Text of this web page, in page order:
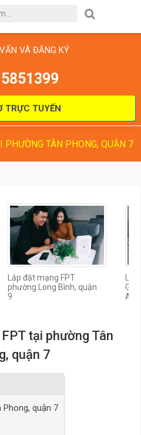
VÀ ĐĂNG KÝ
TRỰC TUYẾN
TÂN PHONG, QUẬN 7
Lắp đặt mạng FPT
phường Long Bình, quận
9
A,
tại phường Tân
quận 7
Phong, quận 7